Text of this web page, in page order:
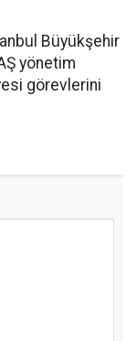
Büyükşehir
yönetim
görevlerini